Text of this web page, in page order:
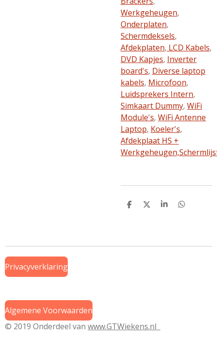
Werkgeheugen,
Onderplaten,
Schermdeksels,
Afdekplaten, LCD Kabels,
DVD Kapjes, Inverter
board's, Diverse laptop
kabels, Microfoon,
Luidsprekers Intern,
Simkaart Dummy, WiFi
Module's, WiFi Antenne
Laptop, Koeler's,
Afdekplaat HS +
Werkgeheugen,
D
D
S
D
Privacyverklaring
Algemene Voorwaarden
© 2019 Onderdeel van www.GTWiekens.nl